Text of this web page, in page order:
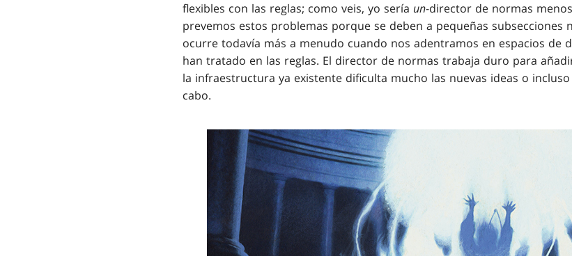
flexibles con las reglas; como veis, yo sería un-director de normas
prevemos estos problemas porque se deben a pequeñas subsecciones
ocurre todavía más a menudo cuando nos adentramos en espacios de
han tratado en las reglas. El director de normas trabaja duro para
la infraestructura ya existente dificulta mucho las nuevas ideas o
cabo.